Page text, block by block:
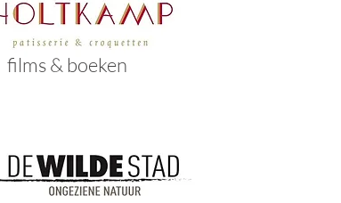
films & boeken